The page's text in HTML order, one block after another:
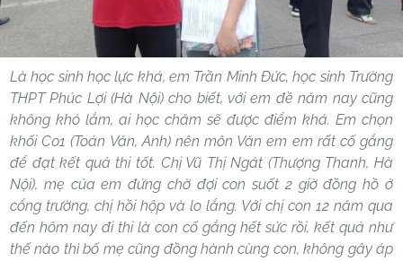
Là học sinh học lực khá, em Trần Minh Đức, học sinh Trường
THPT Phúc Lợi (Hà Nội) cho biết, với em đề năm nay cũng
không khó lắm, ai học chăm sẽ được điểm khá. Em chọn
khối C01 (Toán Văn, Anh) nên môn Văn em em rất cố gắng
để đạt kết quả thi tốt. Chị Vũ Thị Ngát (Thượng Thanh, Hà
Nội), mẹ của em đứng chờ đợi con suốt 2 giờ đồng hồ ở
cổng trường, chị hồi hộp và lo lắng. Với chị con 12 năm qua
đến hôm nay đi thi là con cố gắng hết sức rồi, kết quả như
thế nào thì bố mẹ cũng đồng hành cùng con, không gây áp